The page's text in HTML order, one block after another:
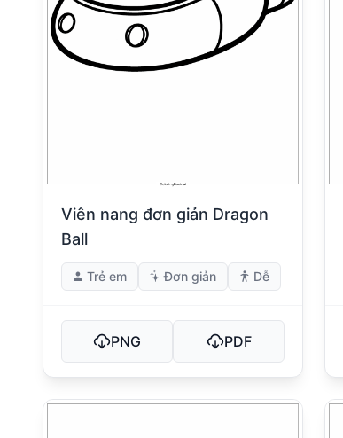
Viên nang đơn giản Dragon
Ball
Trẻ em Đơn giản Dễ
PNG PDF